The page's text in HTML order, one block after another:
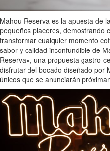
Mahou Reserva es la apuesta de
pequeños placeres, demostrando
transformar cualquier momento
sabor y calidad inconfundible de
Reserva», una propuesta gastro-
disfrutar del bocado diseñado por
únicos que se anunciarán